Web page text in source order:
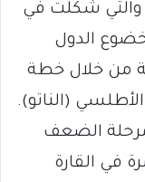
والتي شكّلت في
خضوع الدول
من خلال خطة
(الناتو).
الضعف
في القارة